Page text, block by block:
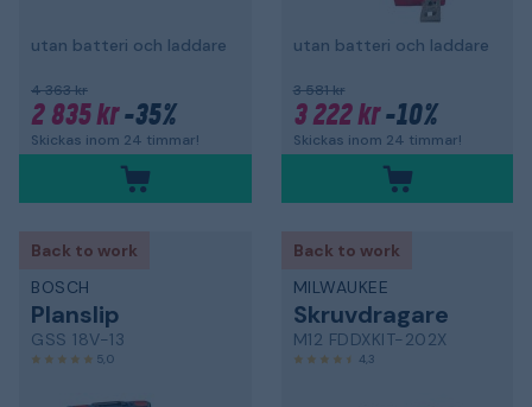
utan batteri och laddare
4 363 kr
2 835 kr-35%
Skickas inom 24 timmar!
utan batteri och laddare
3 581 kr
3 222 kr-10%
Skickas inom 24 timmar!
Back to work
BOSCH
Planslip
GSS 18V-13
5,0
Back to work
MILWAUKEE
Skruvdragare
M12 FDDXKIT-202X
4,3